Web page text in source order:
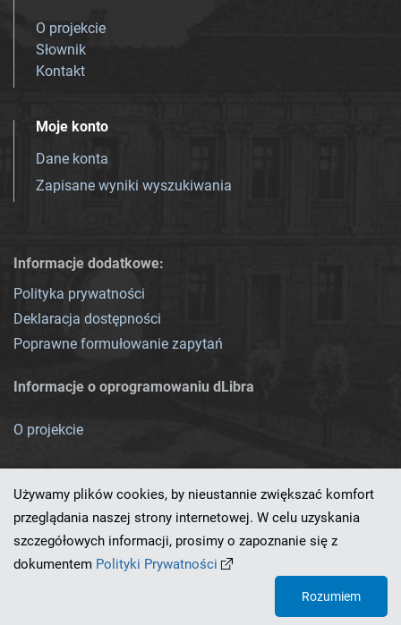
O projekcie
Słownik
Kontakt
Moje konto
Dane konta
Zapisane wyniki wyszukiwania
Informacje dodatkowe:
Polityka prywatności
Deklaracja dostępności
Poprawne formułowanie zapytań
Informacje o oprogramowaniu dLibra
O projekcie
Ten serwis działa dzięki oprogramowaniu
Używamy plików cookies, by nieustannie zwiększać komfort
przeglądania naszej strony internetowej. W celu uzyskania
szczegółowych informacji, prosimy o zapoznanie się z
dokumentem Polityki Prywatności
Rozumiem